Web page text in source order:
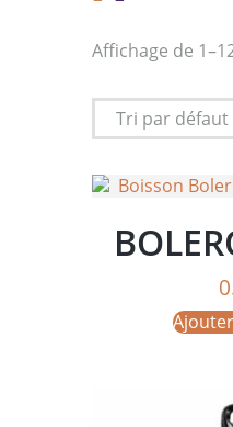
Affichage de